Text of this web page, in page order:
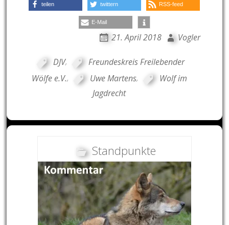
teilen twittern RSS-feed
E-Mail
21. April 2018 Vogler
DJV,
Freundeskreis Freilebender
Wölfe e.V., Uwe Martens,
Wolf im
Jagdrecht
Standpunkte